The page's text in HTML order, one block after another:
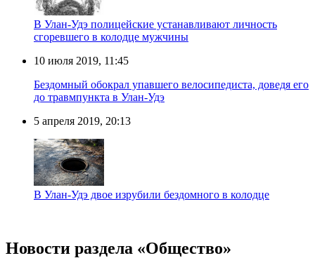
В Улан-Удэ полицейские устанавливают личность
сгоревшего в колодце мужчины
10 июля 2019, 11:45
Бездомный обокрал упавшего велосипедиста, доведя его
до травмпункта в Улан-Удэ
5 апреля 2019, 20:13
В Улан-Удэ двое изрубили бездомного в колодце
Новости раздела «Общество»